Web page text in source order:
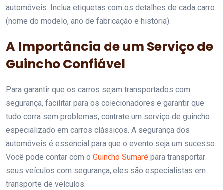
automóveis. Inclua etiquetas com os detalhes de cada carro
(nome do modelo, ano de fabricação e história).
A Importância de um Serviço de
Guincho Confiável
Para garantir que os carros sejam transportados com
segurança, facilitar para os colecionadores e garantir que
tudo corra sem problemas, contrate um serviço de guincho
especializado em carros clássicos. A segurança dos
automóveis é essencial para que o evento seja um sucesso.
Você pode contar com o Guincho Sumaré para transportar
seus veículos com segurança, eles são especialistas em
transporte de veículos.